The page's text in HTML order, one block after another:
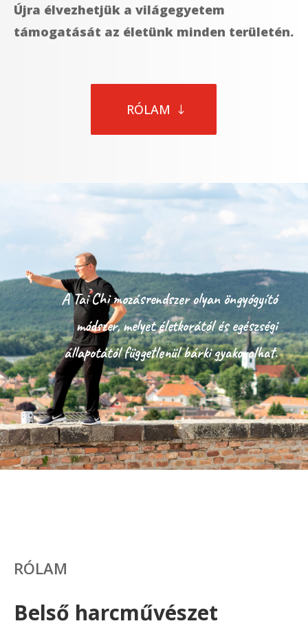
Újra élvezhetjük a világegyetem
támogatását az életünk minden területén.
RÓLAM
A Tai Chi mozásrendszer olyan öngyógyító
módszer, melyet életkorától és egészségi
állapotától függetlenül bárki gyakorolhat.
RÓLAM
Belső harcművészet